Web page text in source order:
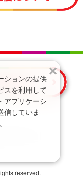
イドライン
reserved.
ションの提供
スを利用して
アプリケーシ
信していま
×